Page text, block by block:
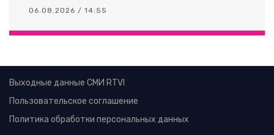
06.08.2026 / 14:55
Выходные данные СМИ RTVI
Пользовательское соглашение
Политика обработки персональных данных